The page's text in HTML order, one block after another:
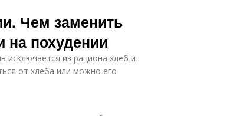
Чем заменить
на похудении
исключается из рациона хлеб и
от хлеба или можно его